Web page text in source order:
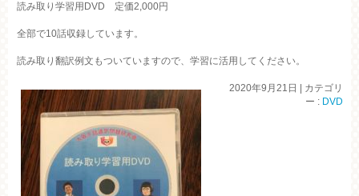
読み取り学習用DVD 定価2,000円
全部で10話収録しています。
読み取り翻訳例文もついていますので、学習に活用してください。
2020年9月21日
カテゴリ
ー : DVD